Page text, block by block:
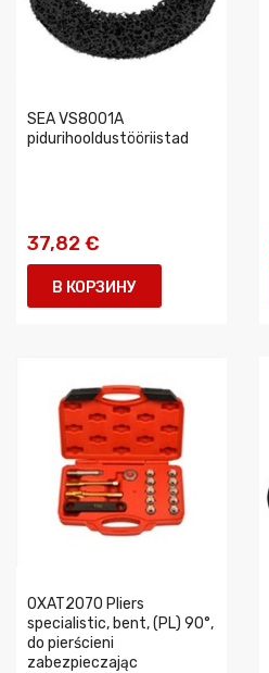
SEA VS8001A
pidurihooldustööriistad
37,82 €
В КОРЗИНУ
0XAT2070 Pliers
specialistic, bent, (PL) 90°,
do pierścieni
zabezpieczając